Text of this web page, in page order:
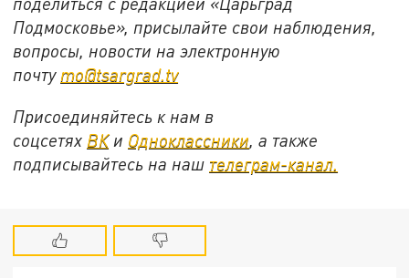
Подмосковье», присылайте свои наблюдения,
вопросы, новости на электронную
почту mo@tsargrad.tv
Присоединяйтесь к нам в
соцсетях ВКи Одноклассники , а также
подписывайтесь на наш телеграм-канал.